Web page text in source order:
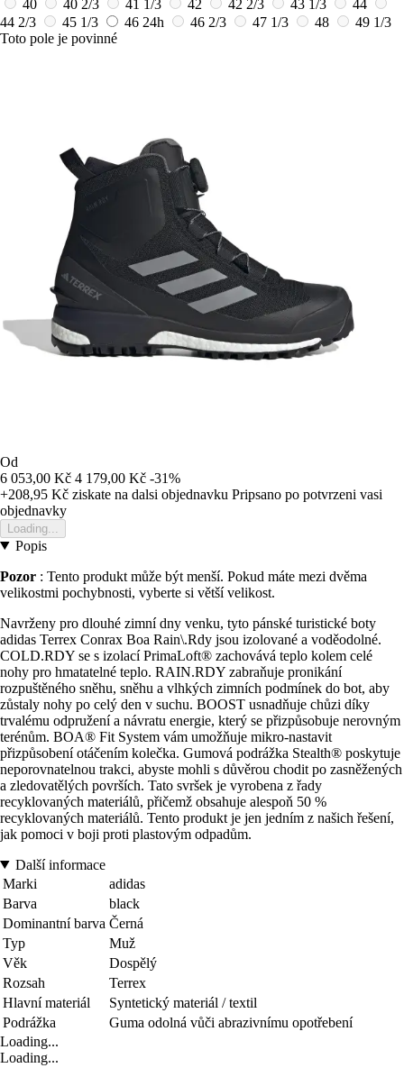
40 40 2/3 41 1/3 42 42 2/3 43 1/3
44
44 2/3
45 1/3 46 24h 46 2/3 47 1/3 48
49 1/3
Toto pole je povinné
Od
6 053,00 Kč 4 179,00 Kč -31%
+208,95 Kč ziskate na dalsi objednavku Pripsano po potvrzeni vasi
objednavky
Loading...
Popis
Pozor : Tento produkt může být menší. Pokud máte mezi dvěma
velikostmi pochybnosti, vyberte si větší velikost.
Navrženy pro dlouhé zimní dny venku, tyto pánské turistické boty
adidas Terrex Conrax Boa Rain\.Rdy jsou izolované a voděodolné.
COLD.RDY se s izolací PrimaLoft® zachovává teplo kolem celé
nohy pro hmatatelné teplo. RAIN.RDY zabraňuje pronikání
rozpuštěného sněhu, sněhu a vlhkých zimních podmínek do bot, aby
zůstaly nohy po celý den v suchu. BOOST usnadňuje chůzi díky
trvalému odpružení a návratu energie, který se přizpůsobuje nerovným
terénům. BOA® Fit System vám umožňuje mikro-nastavit
přizpůsobení otáčením kolečka. Gumová podrážka Stealth® poskytuje
neporovnatelnou trakci, abyste mohli s důvěrou chodit po zasněžených
a zledovatělých površích. Tato svršek je vyrobena z řady
recyklovaných materiálů, přičemž obsahuje alespoň 50 %
recyklovaných materiálů. Tento produkt je jen jedním z našich řešení,
jak pomoci v boji proti plastovým odpadům.
Další informace
Marki
adidas
Barva
black
Dominantní barva Černá
Typ
Muž
Věk
Dospělý
Rozsah
Terrex
Hlavní materiál
Syntetický materiál / textil
Podrážka
Guma odolná vůči abrazivnímu opotřebení
Loading...
Loading...